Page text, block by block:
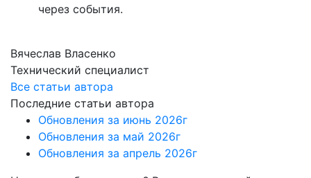
через события.
Вячеслав Власенко
Технический специалист
Все статьи автора
Последние статьи автора
Обновления за июнь 2026г
Обновления за май 2026г
Обновления за апрель 2026г